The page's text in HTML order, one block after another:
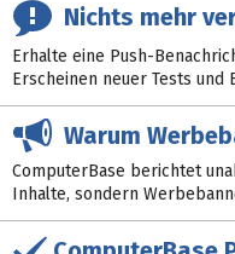
Nichts mehr
Erhalte eine Push-
Erscheinen neuer Tests und
Warum
ComputerBase berichtet
Inhalte, sondern